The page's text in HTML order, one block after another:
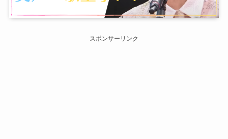
スポンサーリンク